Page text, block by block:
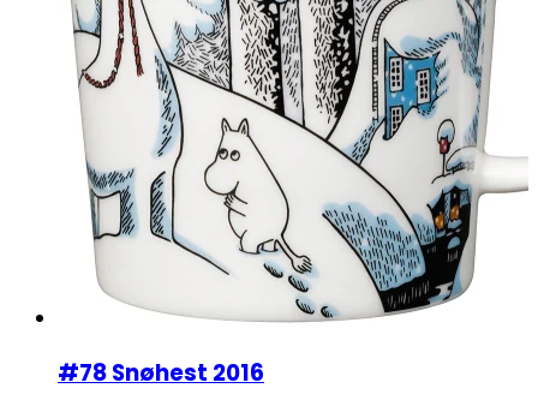
#78 Snøhest 2016